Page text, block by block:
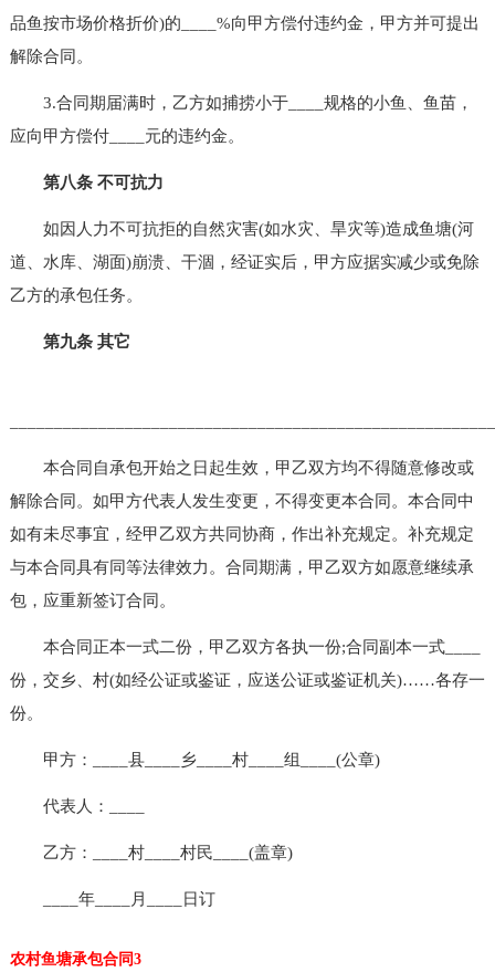
品鱼按市场价格折价)的____%向甲方偿付违约金，甲方并可提出
解除合同。
3.合同期届满时，乙方如捕捞小于____规格的小鱼、鱼苗，
应向甲方偿付____元的违约金。
第八条 不可抗力
如因人力不可抗拒的自然灾害(如水灾、旱灾等)造成鱼塘(河
道、水库、湖面)崩溃、干涸，经证实后，甲方应据实减少或免除
乙方的承包任务。
第九条 其它
本合同自承包开始之日起生效，甲乙双方均不得随意修改或
解除合同。如甲方代表人发生变更，不得变更本合同。本合同中
如有未尽事宜，经甲乙双方共同协商，作出补充规定。补充规定
与本合同具有同等法律效力。合同期满，甲乙双方如愿意继续承
包，应重新签订合同。
本合同正本一式二份，甲乙双方各执一份;合同副本一式____
份，交乡、村(如经公证或鉴证，应送公证或鉴证机关)……各存一
份。
甲方：____县____乡____村____组____(公章)
代表人：____
乙方：____村____村民____(盖章)
____年____月____日订
农村鱼塘承包合同3